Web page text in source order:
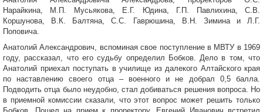
Нарайкина, М.П. Мусьякова, Е.Г. Юдина, Г.П. Павлихина, С.В.
Коршунова, В.К. Балтяна, С.С. Гаврюшина, В.Н. Зимина и Л.Г.
Поповича.
Анатолий Александрович, вспоминая свое поступление в МВТУ в 1969
году, рассказал, что его судьбу определил Бобков. Дело в том, что
Анатолий приехал поступать в училище из далекого Алтайского края
по наставлению своего отца – военного и не добрал 0,5 балла.
Подводить отца было неудобно, стал добиваться решения вопроса. Но
в приемной комиссии сказали, что этот вопрос может решить только